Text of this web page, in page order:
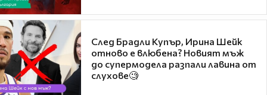
След Брадли Купър, Ирина Шейк
отново е влюбена? Новият мъж
до супермодела разпали лавина от
слухове🧐